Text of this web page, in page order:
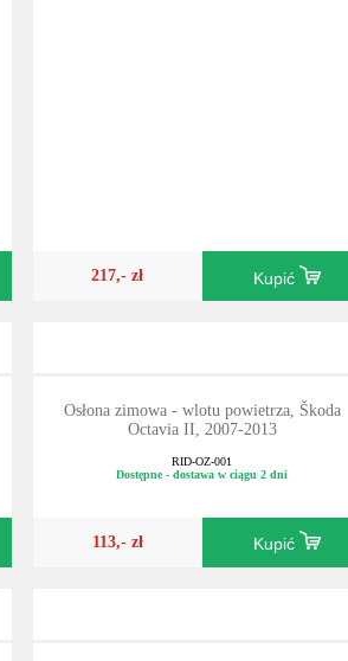
217,- zł Kupić
Osłona zimowa - wlotu powietrza, Škoda
Octavia II, 2007-2013
RID-OZ-001
Dostępne - dostawa w ciągu 2 dni
113,- zł Kupić